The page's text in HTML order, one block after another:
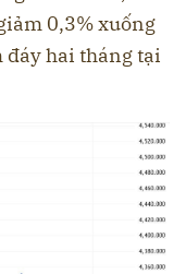
0,3% xuống
đáy hai tháng tại